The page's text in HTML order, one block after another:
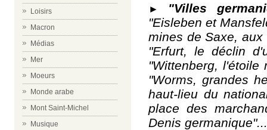
Loisirs
Macron
Médias
Mer
Moeurs
Monde arabe
Mont Saint-Michel
Musique
►
"Villes
"Eisleben et
mines de Saxe,
"Erfurt, le déclin
"Wittenberg, l'étoile
"Worms, grandes
haut-lieu du
place des
Denis germanique"...